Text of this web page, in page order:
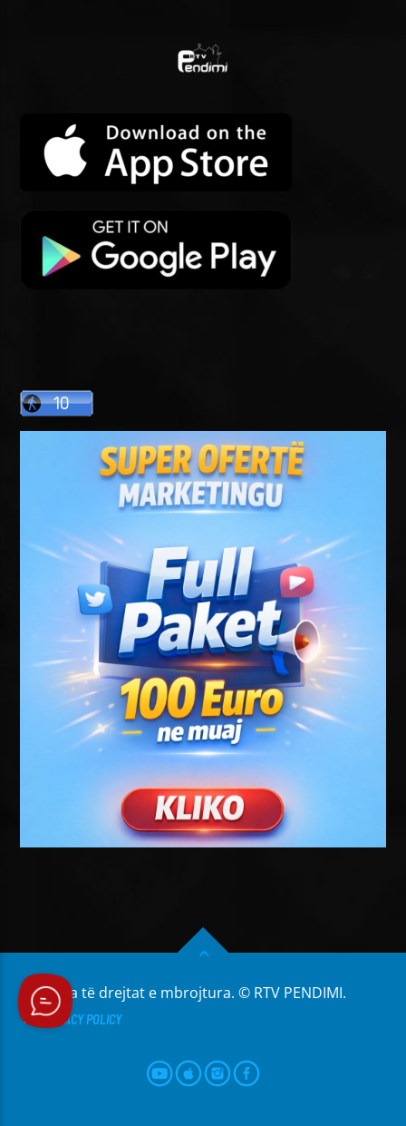
Të gjitha të drejtat e mbrojtura. © RTV PENDIMI.
PRIVACY POLICY